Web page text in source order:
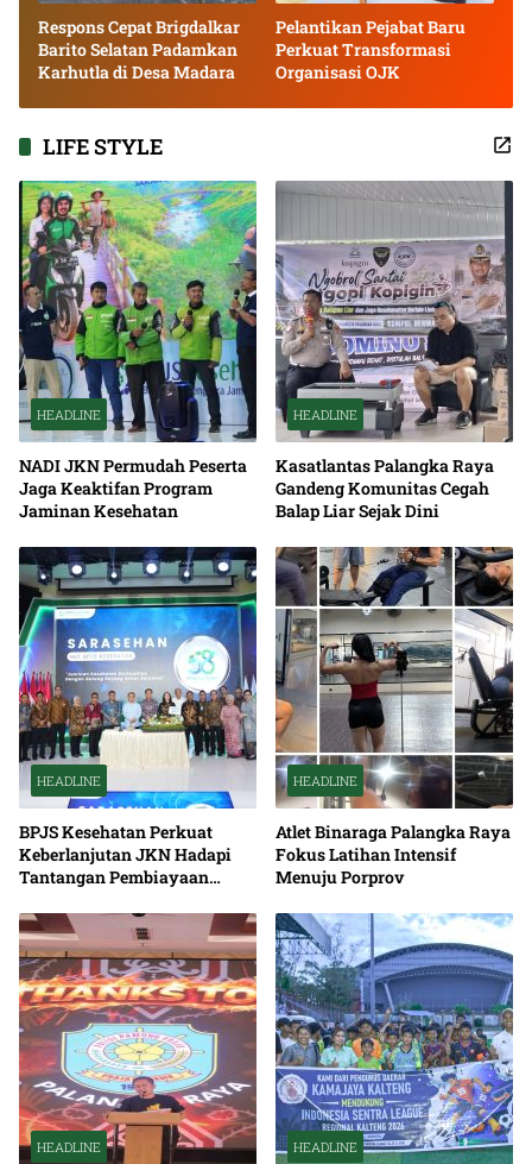
Respons Cepat Brigdalkar
Barito Selatan Padamkan
Karhutla di Desa Madara
Pelantikan Pejabat Baru
Perkuat Transformasi
Organisasi OJK
LIFE STYLE
HEADLINE
NADI JKN Permudah Peserta
Jaga Keaktifan Program
Jaminan Kesehatan
HEADLINE
Kasatlantas Palangka Raya
Gandeng Komunitas Cegah
Balap Liar Sejak Dini
HEADLINE
BPJS Kesehatan Perkuat
Keberlanjutan JKN Hadapi
Tantangan Pembiayaan
HEADLINE
Atlet Binaraga Palangka Raya
Fokus Latihan Intensif
Menuju Porprov
HEADLINE HEADLINE